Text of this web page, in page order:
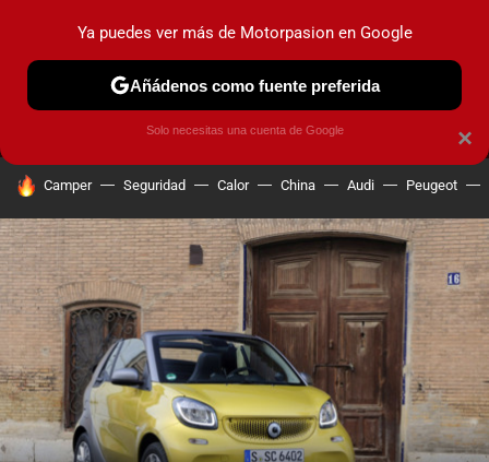
MENÚ NUEVO
COCHES ELÉCTRICOS OBSERVATORIO
HOY SE HABLA DE
Camper Seguridad Calor China Audi Peugeot
×
Ya puedes ver más de Motorpasion en Google
Añádenos como fuente preferida
Solo necesitas una cuenta de Google